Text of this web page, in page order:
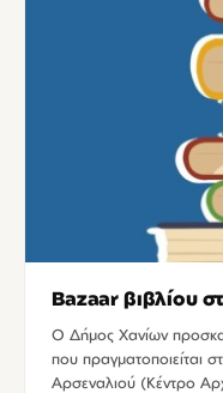
Bazaar βιβλίου
Ο Δήμος Χανίων
που πραγματοποιείται
Αρσεναλιού (Κέντρο